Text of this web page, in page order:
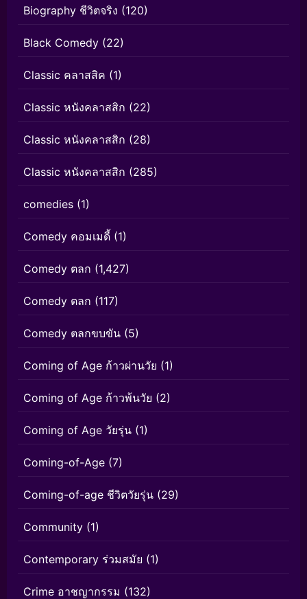
Biography ชีวิตจริง (120)
Black Comedy (22)
Classic คลาสสิค (1)
Classic หนังคลาสสิก (22)
Classic หนังคลาสสิก (28)
Classic หนังคลาสสิก (285)
comedies (1)
Comedy คอมเมดี้ (1)
Comedy ตลก (1,427)
Comedy ตลก (117)
Comedy ตลกขบขัน (5)
Coming of Age ก้าวผ่านวัย (1)
Coming of Age ก้าวพ้นวัย (2)
Coming of Age วัยรุ่น (1)
Coming-of-Age (7)
Coming-of-age ชีวิตวัยรุ่น (29)
Community (1)
Contemporary ร่วมสมัย (1)
Crime อาชญากรรม (132)